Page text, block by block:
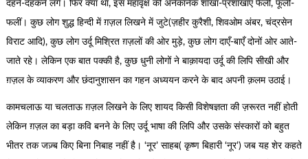
दहने-दहकने लगे। फिर क्या था, इस महावृक्ष की अनेकानेक शाखा-प्रशाखाएं फैलीं, फूलीं-
फलीं। कुछ लोग शुद्ध हिन्दी में ग़ज़ल लिखने में जुटे(ज़हीर कुरैशी, शिवओम अंबर, चंद्रसेन
विराट आदि), कुछ लोग उर्दू मिश्रित ग़ज़लों की ओर मुड़े, कुछ लोग दाएँ-बाएँ दोनों ओर आते-
जाते रहे। लेकिन एक बात पक्की है, कुछ धुनी लोगों ने बाक़ायदा उर्दू की लिपि सीखी और
ग़ज़ल के व्याकरण और छंदानुशासन का गहन अध्ययन करने के बाद अपनी क़लम उठाई।
कामचलाऊ या चलताऊ ग़ज़ल लिखने के लिए शायद किसी विशेषज्ञता की ज़रूरत नहीं होती
लेकिन ग़ज़ल का बड़ा कवि बनने के लिए उर्दू भाषा की लिपि और उसके संस्कारों को बहुत
भीतर तक जज़्ब किए बिना निबाह नहीं है। ‘नूर’ साहब( कृष्ण बिहारी ‘नूर’) जब यह शेर कहते